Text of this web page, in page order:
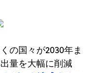
の国々が2030年ま
量を大幅に削減